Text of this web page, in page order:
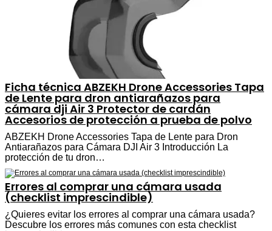
Ficha técnica ABZEKH Drone Accessories Tapa
de Lente para dron antiarañazos para
cámara dji Air 3 Protector de cardán
Accesorios de protección a prueba de polvo
ABZEKH Drone Accessories Tapa de Lente para Dron
Antiarañazos para Cámara DJI Air 3 Introducción La
protección de tu dron…
Errores al comprar una cámara usada
(checklist imprescindible)
¿Quieres evitar los errores al comprar una cámara usada?
Descubre los errores más comunes con esta checklist